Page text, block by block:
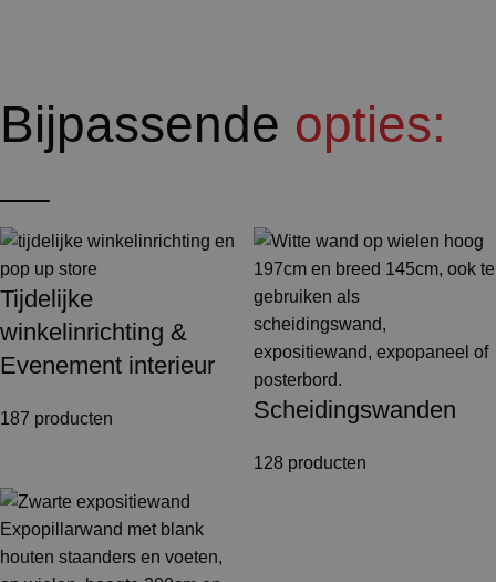
Bijpassende opties:
Tijdelijke
winkelinrichting &
Evenement interieur
187 producten Scheidingswanden
128 producten